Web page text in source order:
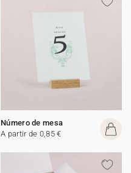
Número de mesa
A partir de 0,85 €